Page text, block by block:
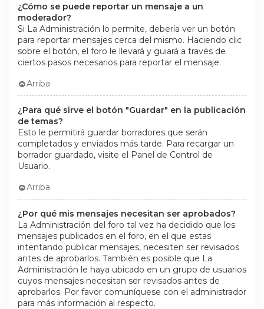
¿Cómo se puede reportar un mensaje a un
moderador?
Si La Administración lo permite, debería ver un botón
para reportar mensajes cerca del mismo. Haciendo clic
sobre el botón, el foro le llevará y guiará a través de
ciertos pasos necesarios para reportar el mensaje.
Arriba
¿Para qué sirve el botón "Guardar" en la publicación
de temas?
Esto le permitirá guardar borradores que serán
completados y enviados más tarde. Para recargar un
borrador guardado, visite el Panel de Control de
Usuario.
Arriba
¿Por qué mis mensajes necesitan ser aprobados?
La Administración del foro tal vez ha decidido que los
mensajes publicados en el foro, en el que estas
intentando publicar mensajes, necesiten ser revisados
antes de aprobarlos. También es posible que La
Administración le haya ubicado en un grupo de usuarios
cuyos mensajes necesitan ser revisados antes de
aprobarlos. Por favor comuníquese con el administrador
para más información al respecto.